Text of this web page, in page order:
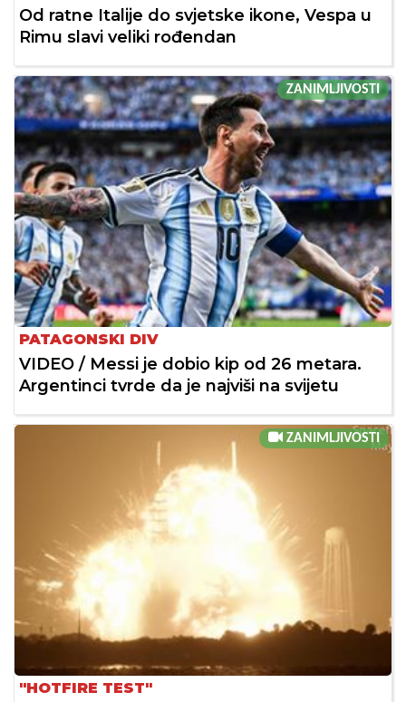
Od ratne Italije do svjetske ikone, Vespa u
Rimu slavi veliki rođendan
ZANIMLJIVOSTI
PATAGONSKI DIV
VIDEO / Messi je dobio kip od 26 metara.
Argentinci tvrde da je najviši na svijetu
ZANIMLJIVOSTI
"HOTFIRE TEST"